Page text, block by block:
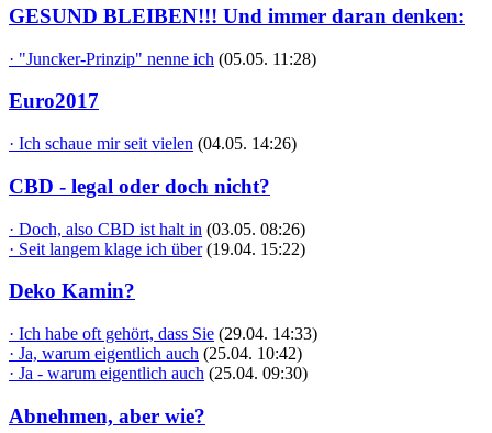
GESUND BLEIBEN!!! Und immer daran denken:
· "Juncker-Prinzip" nenne ich (05.05. 11:28)
Euro2017
· Ich schaue mir seit vielen (04.05. 14:26)
CBD - legal oder doch nicht?
· Doch, also CBD ist halt in (03.05. 08:26)
· Seit langem klage ich über (19.04. 15:22)
Deko Kamin?
· Ich habe oft gehört, dass Sie (29.04. 14:33)
· Ja, warum eigentlich auch (25.04. 10:42)
· Ja - warum eigentlich auch (25.04. 09:30)
Abnehmen, aber wie?